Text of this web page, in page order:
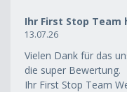
Ihr First Stop
13.07.26
Vielen Dank für das
die super Bewertung.
Ihr First Stop Team